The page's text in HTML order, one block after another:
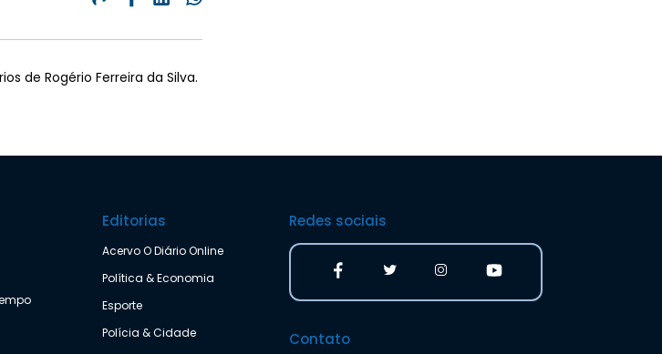
de Rogério Ferreira da Silva.
Editorias
Acervo O Diário Online
Política & Economia
Esporte
Polícia & Cidade
Redes sociais
Contato